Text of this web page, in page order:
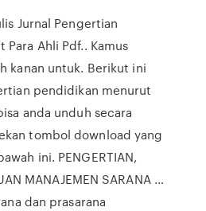
Jurnal Pengertian
Ahli Pdf.. Kamus
kanan untuk. Berikut ini
pendidikan menurut
anda unduh secara
tombol download yang
ini. PENGERTIAN,
MANAJEMEN SARANA …
dan prasarana